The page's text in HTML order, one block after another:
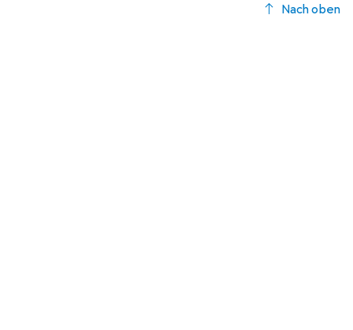
Nach oben